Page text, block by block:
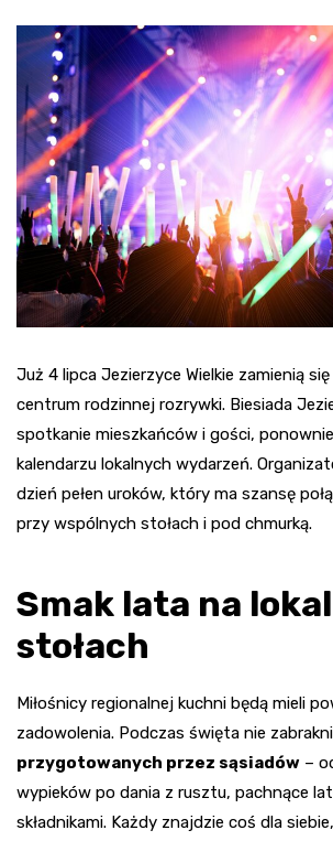
Już 4 lipca Jezierzyce Wielkie zamienią
centrum rodzinnej rozrywki. Biesiada
spotkanie mieszkańców i gości,
kalendarzu lokalnych wydarzeń.
dzień pełen uroków, który ma szansę
przy wspólnych stołach i pod chmurką.
Smak lata na
stołach
Miłośnicy regionalnej kuchni będą mieli
zadowolenia. Podczas święta nie
przygotowanych przez sąsiadów –
wypieków po dania z rusztu, pachnące
składnikami. Każdy znajdzie coś dla